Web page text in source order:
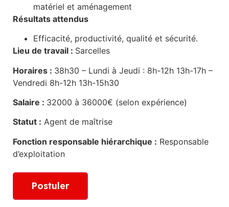
matériel et aménagement
Résultats attendus
Efficacité, productivité, qualité et sécurité.
Lieu de travail : Sarcelles
Horaires : 38h30 – Lundi à Jeudi : 8h-12h 13h-17h –
Vendredi 8h-12h 13h-15h30
Salaire : 32000 à 36000€ (selon expérience)
Statut : Agent de maîtrise
Fonction responsable hiérarchique : Responsable
d’exploitation